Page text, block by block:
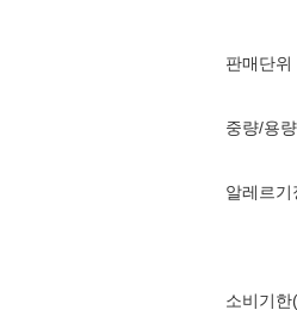
판매단위
중량/용량
알레르기
소비기한